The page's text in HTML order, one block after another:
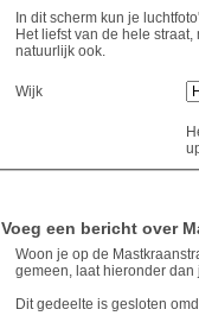
In dit scherm kun je
Het liefst van de hele
natuurlijk ook.
Wijk
Voeg een bericht over
Woon je op de
gemeen, laat hieronder dan
Dit gedeelte is gesloten